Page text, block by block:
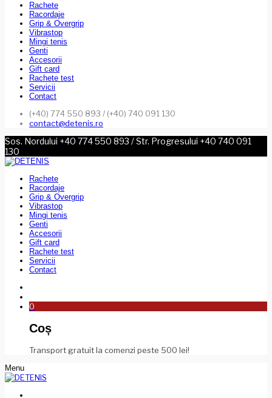
Rachete
Racordaje
Grip & Overgrip
Vibrastop
Mingi tenis
Genti
Accesorii
Gift card
Rachete test
Servicii
Contact
(+40) 774 550 893 / (+40) 740 091 130
contact@detenis.ro
Sos. Nordului +40 774 550 893 / Str. Progresului +40 740 091
130
Rachete
Racordaje
Grip & Overgrip
Vibrastop
Mingi tenis
Genti
Accesorii
Gift card
Rachete test
Servicii
Contact
0
Coș
Transport gratuit la comenzi peste 500 lei!
Menu